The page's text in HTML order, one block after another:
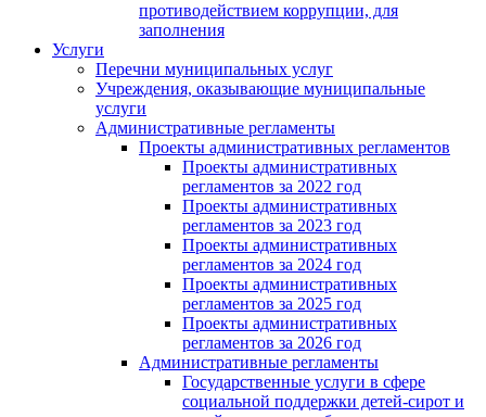
противодействием коррупции, для
заполнения
Услуги
Перечни муниципальных услуг
Учреждения, оказывающие муниципальные
услуги
Административные регламенты
Проекты административных регламентов
Проекты административных
регламентов за 2022 год
Проекты административных
регламентов за 2023 год
Проекты административных
регламентов за 2024 год
Проекты административных
регламентов за 2025 год
Проекты административных
регламентов за 2026 год
Административные регламенты
Государственные услуги в сфере
социальной поддержки детей-сирот и